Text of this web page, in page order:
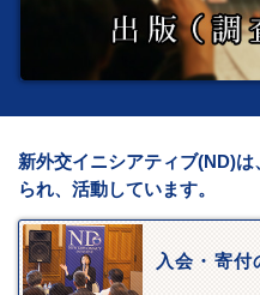
新外交イニシアティブ(ND)
られ、活動しています。
入会・寄付